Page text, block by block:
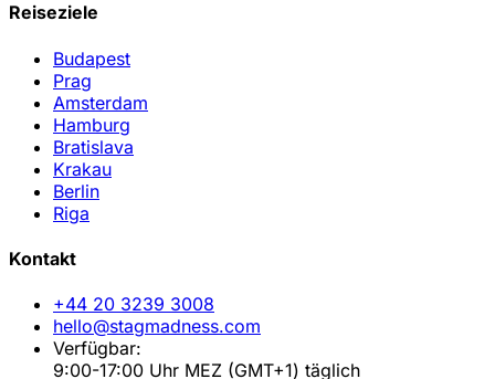
Reiseziele
Budapest
Prag
Amsterdam
Hamburg
Bratislava
Krakau
Berlin
Riga
Kontakt
+44 20 3239 3008
hello@stagmadness.com
Verfügbar:
9:00-17:00 Uhr MEZ (GMT+1) täglich